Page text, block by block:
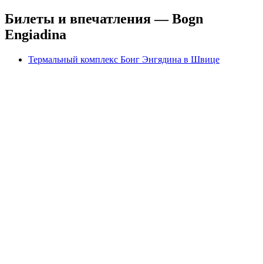
Билеты и впечатления — Bogn
Engiadina
Термальный комплекс Бонг Энгядина в Швице